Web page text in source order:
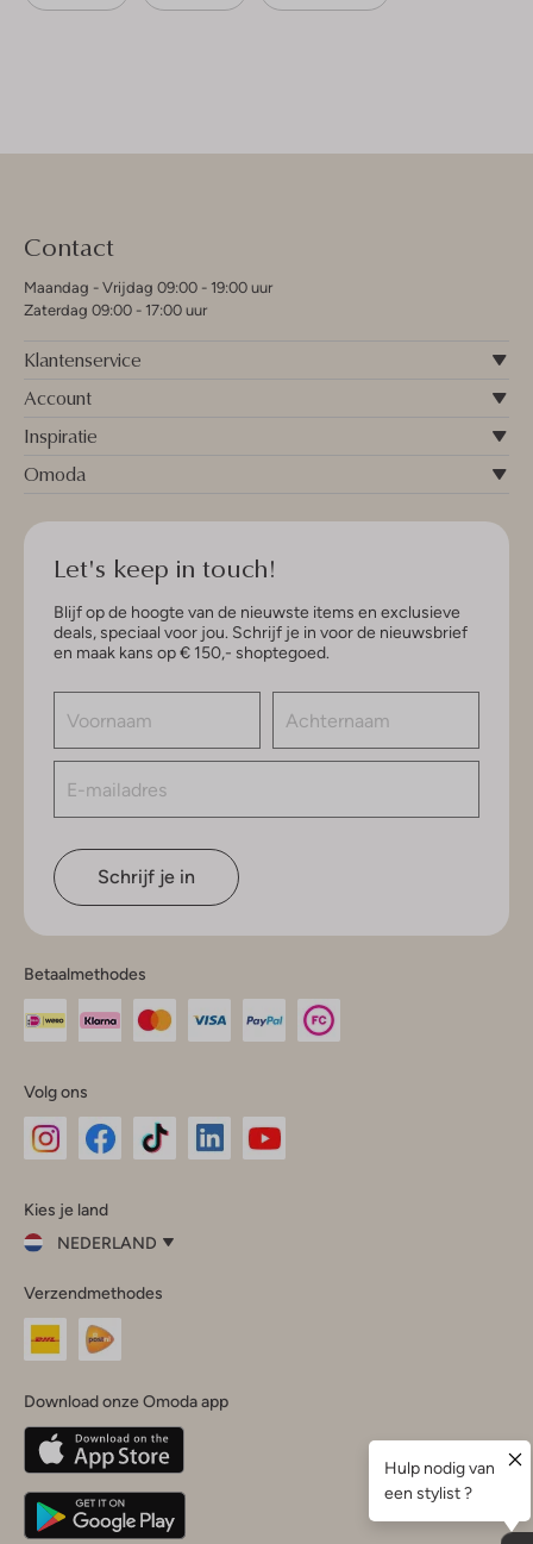
Contact
Maandag - Vrijdag 09:00 - 19:00 uur
Zaterdag 09:00 - 17:00 uur
Klantenservice
Account
Inspiratie
Omoda
Let's keep in touch!
Blijf op de hoogte van de nieuwste items en exclusieve
deals, speciaal voor jou. Schrijf je in voor de nieuwsbrief
en maak kans op € 150,- shoptegoed.
Schrijf je in
Betaalmethodes
Volg ons
InstagramFacebook
Kies je land
NEDERLAND
je
land
Nederland
Belgique(Français)
Deutschland
Verzendmethodes
Download onze Omoda app